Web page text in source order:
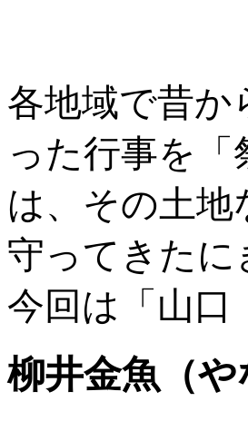
各地域で昔か
った行事を
は、その土
守ってきた
今回は「山口
柳井金魚（